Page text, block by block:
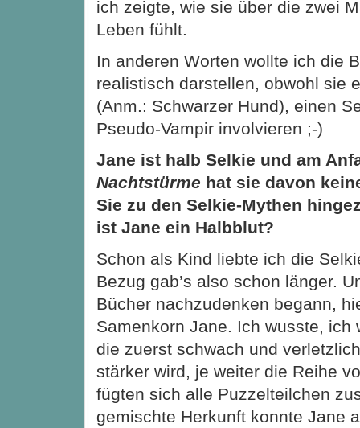
ich zeigte, wie sie über die zwei
Leben fühlt.
In anderen Worten wollte ich die
realistisch darstellen, obwohl sie
(Anm.: Schwarzer Hund), einen
Pseudo-Vampir involvieren ;-)
Jane ist halb Selkie und am
Nachtstürme hat sie davon
Sie zu den Selkie-Mythen
ist Jane ein Halbblut?
Schon als Kind liebte ich die
Bezug gab’s also schon länger.
Bücher nachzudenken begann,
Samenkorn Jane. Ich wusste, ich
die zuerst schwach und
stärker wird, je weiter die Reihe
fügten sich alle Puzzelteilchen
gemischte Herkunft konnte Jane